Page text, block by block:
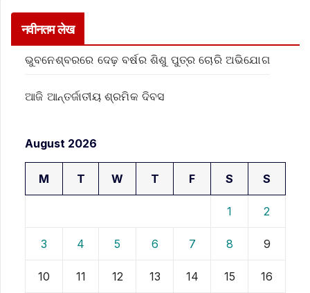
नवीनतम लेख
ଭୁବନେଶ୍ବରରେ ଦେଢ଼ ବର୍ଷର ଶିଶୁ ପୁତ୍ର ଚୋରି ଅଭିଯୋଗ
ଆଜି ଆନ୍ତର୍ଜାତୀୟ ଶ୍ରମିକ ଦିବସ
August 2026
M T W T F S S
1 2
3 4 5 6 7 8 9
10 11 12 13 14 15 16